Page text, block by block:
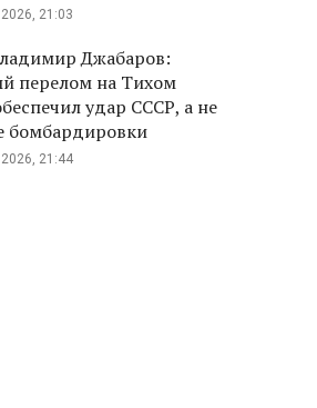
21:03
Джабаров:
перелом на Тихом
удар СССР, а не
бомбардировки
2026, 21:44